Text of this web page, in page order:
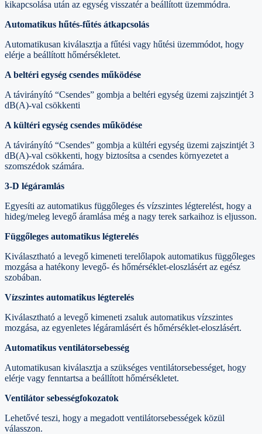
kikapcsolása után az egység visszatér a beállított üzemmódra.
Automatikus hűtés-fűtés átkapcsolás
Automatikusan kiválasztja a fűtési vagy hűtési üzemmódot, hogy
elérje a beállított hőmérsékletet.
A beltéri egység csendes működése
A távirányító “Csendes” gombja a beltéri egység üzemi zajszintjét 3
dB(A)-val csökkenti
A kültéri egység csendes működése
A távirányító “Csendes” gombja a kültéri egység üzemi zajszintjét 3
dB(A)-val csökkenti, hogy biztosítsa a csendes környezetet a
szomszédok számára.
3-D légáramlás
Egyesíti az automatikus függőleges és vízszintes légterelést, hogy a
hideg/meleg levegő áramlása még a nagy terek sarkaihoz is eljusson.
Függőleges automatikus légterelés
Kiválasztható a levegő kimeneti terelőlapok automatikus függőleges
mozgása a hatékony levegő- és hőmérséklet-eloszlásért az egész
szobában.
Vízszintes automatikus légterelés
Kiválasztható a levegő kimeneti zsaluk automatikus vízszintes
mozgása, az egyenletes légáramlásért és hőmérséklet-eloszlásért.
Automatikus ventilátorsebesség
Automatikusan kiválasztja a szükséges ventilátorsebességet, hogy
elérje vagy fenntartsa a beállított hőmérsékletet.
Ventilátor sebességfokozatok
Lehetővé teszi, hogy a megadott ventilátorsebességek közül
válasszon.